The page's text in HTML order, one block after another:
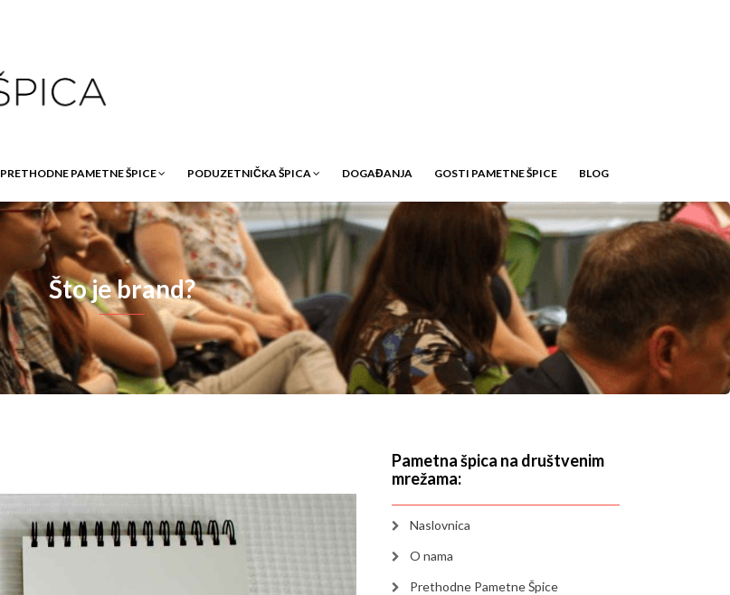
PRETHODNE PAMETNE ŠPICE PODUZETNIČKA ŠPICA DOGAĐANJA GOSTI PAMETNE ŠPICE BLOG
Što je brand?
Pametna špica na društvenim
mrežama:
Naslovnica
O nama
Prethodne Pametne Špice